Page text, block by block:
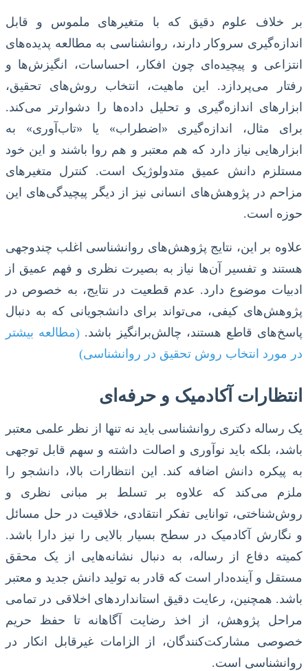
بر خلاف علوم دقیق که با متغیرهای ملموس و قابل
اندازه‌گیری سروکار دارند، روانشناسی به مطالعه پدیده‌های
انتزاعی و پیچیده‌ای چون افکار، احساسات، انگیزش‌ها و
رفتار می‌پردازد. این ماهیت، انتخاب روش‌های تحقیق،
ابزارهای اندازه‌گیری و تحلیل داده‌ها را دشوارتر می‌کند.
برای مثال، اندازه‌گیری «اضطراب» یا «تاب‌آوری» به
ابزارهایی نیاز دارد که هم معتبر و هم روا باشند و این خود
مستلزم دانش عمیق متدولوژیک است. کنترل متغیرهای
مزاحم در پژوهش‌های انسانی نیز از دیگر پیچیدگی‌های این
حوزه است.
علاوه بر این، نتایج پژوهش‌های روانشناسی اغلب چندوجهی
هستند و تفسیر آن‌ها نیاز به بصیرت نظری و فهم عمیق از
ادبیات موضوع دارد. عدم قطعیت در نتایج، به خصوص در
پژوهش‌های کیفی، می‌تواند برای دانشجویانی که به دنبال
پاسخ‌های قاطع هستند، چالش‌برانگیز باشد. (مطالعه بیشتر
در مورد انتخاب روش تحقیق در روانشناسی)
انتظارات آکادمیک و حرفه‌ای
یک رساله دکتری روانشناسی باید نه تنها از نظر علمی معتبر
باشد، بلکه باید نوآوری و اصالت داشته و سهم قابل توجهی
به پیکره دانش اضافه کند. این انتظارات بالا، دانشجو را
ملزم می‌کند که علاوه بر تسلط بر مبانی نظری و
روش‌شناختی، توانایی تفکر انتقادی، خلاقیت در حل مسائل
و نگارش آکادمیک در سطح بسیار بالایی را نیز دارا باشد.
کمیته دفاع از رساله، به دنبال نشانه‌هایی از یک محقق
مستقل و آینده‌دار است که قادر به تولید دانش جدید و معتبر
باشد. همچنین، رعایت دقیق استانداردهای اخلاقی در تمامی
مراحل پژوهش، از اخذ رضایت آگاهانه تا حفظ حریم
خصوصی مشارکت‌کنندگان، از الزامات غیرقابل انکار در
روانشناسی است.